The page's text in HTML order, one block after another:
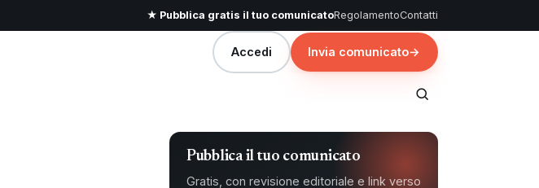
★ Pubblica gratis il tuo comunicatoRegolamentoContatti
Accedi Invia comunicato→
Pubblica il tuo comunicato
Gratis, con revisione editoriale e link verso